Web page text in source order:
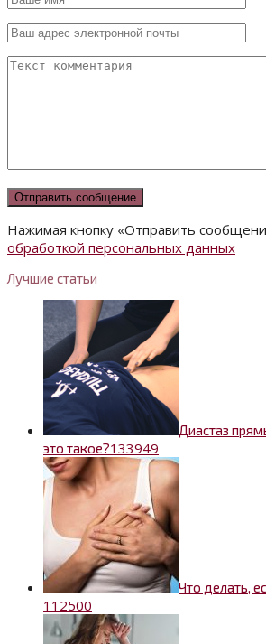
Нажимая кнопку «Отправить
обработкой персональных данных
Лучшие статьи
Диастаз
это такое?133949
Что делать,
11 2500